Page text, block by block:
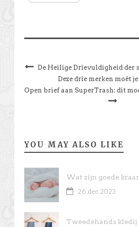
De Heilige Drievuldigheid der
Deze drie merken moét
Open brief aan SuperTrash: dit
YOU MAY ALSO LIKE
Wat zijn goede
26 dec 2023
Tweedehands kledij